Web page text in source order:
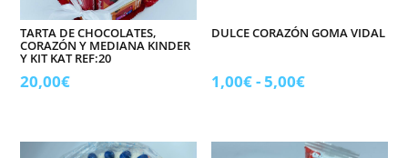
TARTA DE CHOCOLATES,
CORAZÓN Y MEDIANA KINDER
Y KIT KAT REF:20
20,00€
DULCE CORAZÓN GOMA VIDAL
1,00€-5,00€Rango
desde